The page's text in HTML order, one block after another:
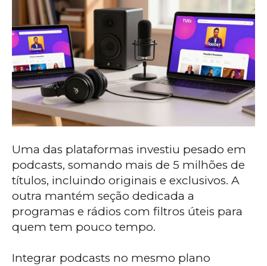
Uma das plataformas investiu pesado em
podcasts, somando mais de 5 milhões de
títulos, incluindo originais e exclusivos. A
outra mantém seção dedicada a
programas e rádios com filtros úteis para
quem tem pouco tempo.
Integrar podcasts no mesmo plano